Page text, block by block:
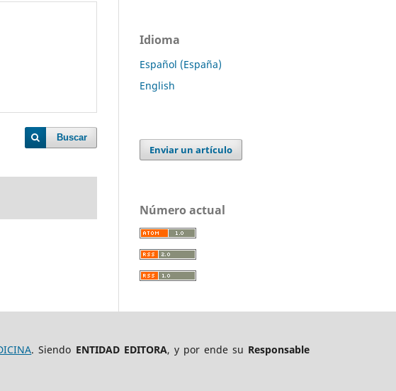
Buscar
Idioma
Español (España)
English
Enviar un artículo
Número actual
. Siendo ENTIDAD EDITORA, y por ende su Responsable